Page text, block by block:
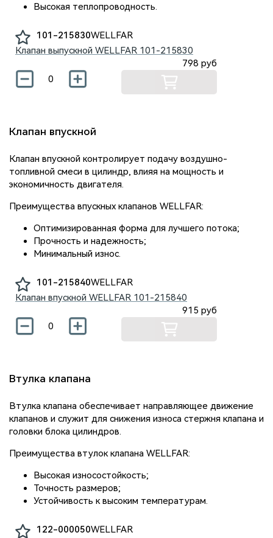
Высокая теплопроводность.
101-215830WELLFAR
Клапан выпускной WELLFAR 101-215830
798 руб
Клапан впускной
Клапан впускной контролирует подачу воздушно-
топливной смеси в цилиндр, влияя на мощность и
экономичность двигателя.
Преимущества впускных клапанов WELLFAR:
Оптимизированная форма для лучшего потока;
Прочность и надежность;
Минимальный износ.
101-215840WELLFAR
Клапан впускной WELLFAR 101-215840
915 руб
Втулка клапана
Втулка клапана обеспечивает направляющее движение
клапанов и служит для снижения износа стержня клапана и
головки блока цилиндров.
Преимущества втулок клапана WELLFAR:
Высокая износостойкость;
Точность размеров;
Устойчивость к высоким температурам.
122-000050WELLFAR